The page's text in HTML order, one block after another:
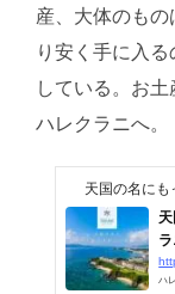
産、大体のも
り安く手に入
している。お土
ハレクラニへ。
天国の名にも
ハ